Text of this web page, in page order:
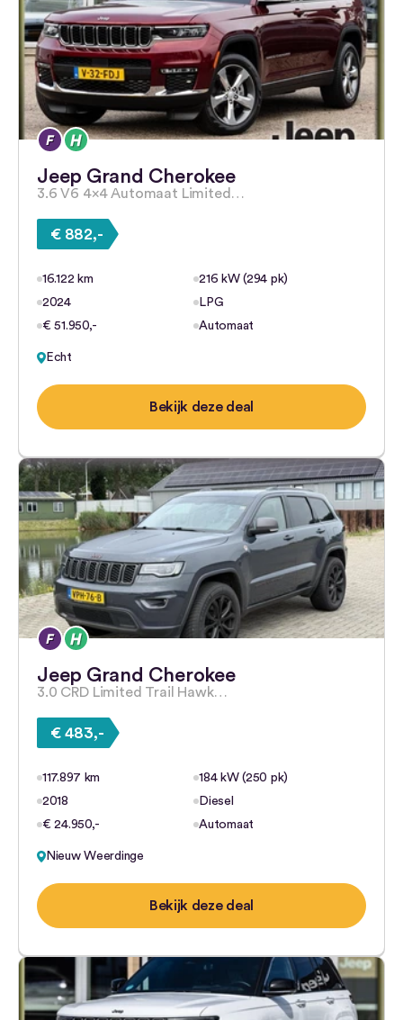
Jeep Grand Cherokee
3.6 V6 4×4 Automaat Limited…
€ 882,-
16.122 km
216 kW (294 pk)
2024
LPG
€ 51.950,-
Automaat
Echt
Bekijk deze deal
Jeep Grand Cherokee
3.0 CRD Limited Trail Hawk…
€ 483,-
117.897 km
184 kW (250 pk)
2018
Diesel
€ 24.950,-
Automaat
Nieuw Weerdinge
Bekijk deze deal